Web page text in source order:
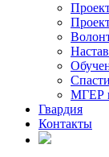
МГЕР
Гвардия
Контакты